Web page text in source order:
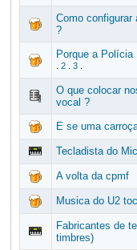
Como configurar
?
Porque a Polícia
2. 3.
O que colocar
vocal ?
E se uma
Tecladista do
A volta da cpmf
Musica do U2
Fabricantes de
timbres)